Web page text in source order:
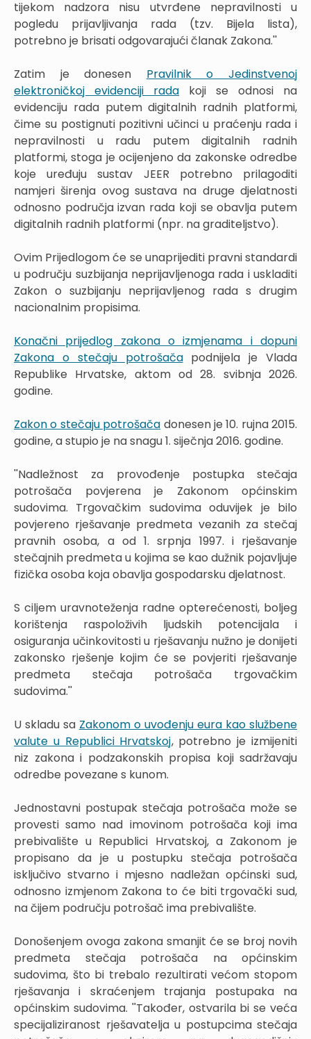
tijekom nadzora nisu utvrđene nepravilnosti u
pogledu prijavljivanja rada (tzv. Bijela lista),
potrebno je brisati odgovarajući članak Zakona.''
Zatim je donesen Pravilnik o Jedinstvenoj
elektroničkoj evidenciji rada koji se odnosi na
evidenciju rada putem digitalnih radnih platformi,
čime su postignuti pozitivni učinci u praćenju rada i
nepravilnosti u radu putem digitalnih radnih
platformi, stoga je ocijenjeno da zakonske odredbe
koje uređuju sustav JEER potrebno prilagoditi
namjeri širenja ovog sustava na druge djelatnosti
odnosno područja izvan rada koji se obavlja putem
digitalnih radnih platformi (npr. na graditeljstvo).
Ovim Prijedlogom će se unaprijediti pravni standardi
u području suzbijanja neprijavljenoga rada i uskladiti
Zakon o suzbijanju neprijavljenog rada s drugim
nacionalnim propisima.
Konačni prijedlog zakona o izmjenama i dopuni
Zakona o stečaju potrošačapodnijela je Vlada
Republike Hrvatske, aktom od 28. svibnja 2026.
godine.
Zakon o stečaju potrošača donesen je 10. rujna 2015.
godine, a stupio je na snagu 1. siječnja 2016. godine.
''Nadležnost za provođenje postupka stečaja
potrošača povjerena je Zakonom općinskim
sudovima. Trgovačkim sudovima oduvijek je bilo
povjereno rješavanje predmeta vezanih za stečaj
pravnih osoba, a od 1. srpnja 1997. i rješavanje
stečajnih predmeta u kojima se kao dužnik pojavljuje
fizička osoba koja obavlja gospodarsku djelatnost.
S ciljem uravnoteženja radne opterećenosti, boljeg
korištenja raspoloživih ljudskih potencijala i
osiguranja učinkovitosti u rješavanju nužno je donijeti
zakonsko rješenje kojim će se povjeriti rješavanje
predmeta stečaja potrošača trgovačkim
sudovima.''
U skladu sa Zakonom o uvođenju eura kao službene
valute u Republici Hrvatskoj, potrebno je izmijeniti
niz zakona i podzakonskih propisa koji sadržavaju
odredbe povezane s kunom.
Jednostavni postupak stečaja potrošača može se
provesti samo nad imovinom potrošača koji ima
prebivalište u Republici Hrvatskoj, a Zakonom je
propisano da je u postupku stečaja potrošača
isključivo stvarno i mjesno nadležan općinski sud,
odnosno izmjenom Zakona to će biti trgovački sud,
na čijem području potrošač ima prebivalište.
Donošenjem ovoga zakona smanjit će se broj novih
predmeta stečaja potrošača na općinskim
sudovima, što bi trebalo rezultirati većom stopom
rješavanja i skraćenjem trajanja postupaka na
općinskim sudovima. ''Također, ostvarila bi se veća
specijaliziranost rješavatelja u postupcima stečaja